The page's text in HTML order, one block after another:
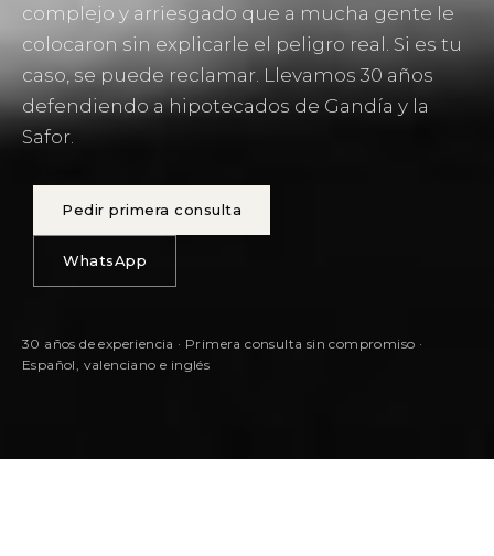
complejo y arriesgado que a mucha gente le
colocaron sin explicarle el peligro real. Si es tu
caso, se puede reclamar. Llevamos 30 años
defendiendo a hipotecados de Gandía y la
Safor.
Pedir primera consulta
WhatsApp
30 años de experiencia · Primera consulta sin compromiso ·
Español, valenciano e inglés